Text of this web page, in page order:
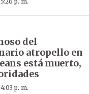
del
atropello en
está muerto,
p. m.